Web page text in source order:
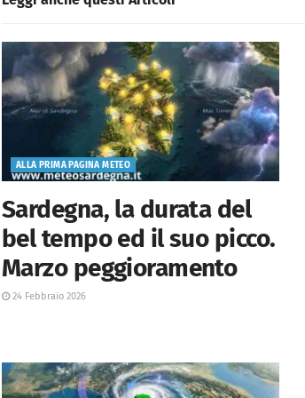
ALLA PRIMA PAGINA METEO
Sardegna, la durata del
bel tempo ed il suo picco.
Marzo peggioramento
24 Febbraio 2026